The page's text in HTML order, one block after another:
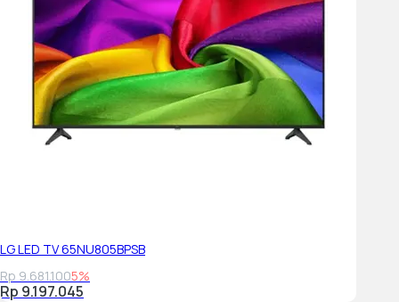
LG LED TV 65NU805BPSB
Rp 9.681.1005%
Rp 9.197.045